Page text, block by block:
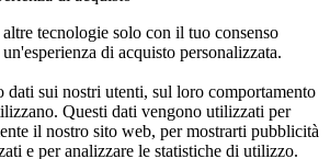
tecnologie solo con il tuo consenso
di acquisto personalizzata.
dati sui nostri utenti, sul loro comportamento
Questi dati vengono utilizzati per
il nostro sito web, per mostrarti pubblicità
e per analizzare le statistiche di utilizzo.